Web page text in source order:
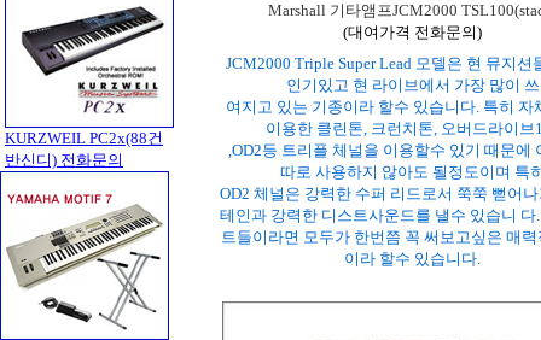
KURZWEIL PC2x(88건
반신디) 전화문의
Marshall 기타앰프JCM2000
(대여가격 전화문의)
JCM2000 Triple Super Lead 모델은 현 뮤지션
인기있고 현 라이브에서 가장 많이 쓰
여지고 있는 기종이라 할수 있습니다. 특히 자
이용한 클린톤, 크런치톤, 오버드라이브
,OD2등 트리플 체널을 이용할수 있기 때문에
따로 사용하지 않아도 될정도이며 특
OD2 체널은 강력한 수퍼 리드로서 쭉쭉 뻗어
테인과 강력한 디스트사운드를 낼수 있습니 다
트들이라면 모두가 한번쯤 꼭 써보고싶은 매
이라 할수 있습니다.